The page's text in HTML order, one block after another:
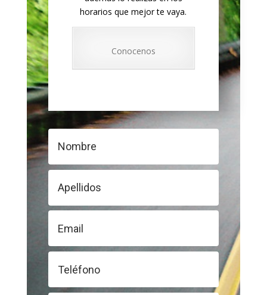
horarios que mejor te vaya.
Conocenos